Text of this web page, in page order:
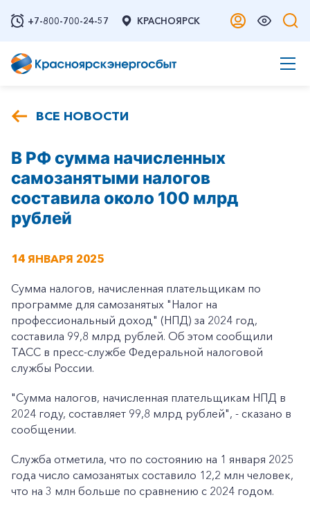
+7-800-700-24-57 КРАСНОЯРСК
ВСЕ НОВОСТИ
В РФ сумма начисленных
самозанятыми налогов
составила около 100 млрд
рублей
14 ЯНВАРЯ 2025
Сумма налогов, начисленная плательщикам по
программе для самозанятых "Налог на
профессиональный доход" (НПД) за 2024 год,
составила 99,8 млрд рублей. Об этом сообщили
ТАСС в пресс-службе Федеральной налоговой
службы России.
"Сумма налогов, начисленная плательщикам НПД в
2024 году, составляет 99,8 млрд рублей", - сказано в
сообщении.
Служба отметила, что по состоянию на 1 января 2025
года число самозанятых составило 12,2 млн человек,
что на 3 млн больше по сравнению с 2024 годом.